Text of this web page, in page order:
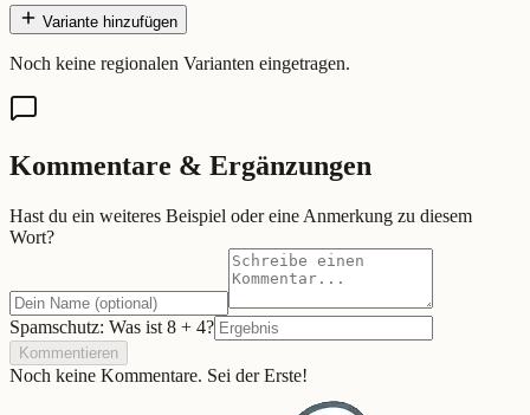
Variante hinzufügen
Noch keine regionalen Varianten eingetragen.
Kommentare & Ergänzungen
Hast du ein weiteres Beispiel oder eine Anmerkung zu diesem
Wort?
Spamschutz: Was ist 8 + 4?
Kommentieren
Noch keine Kommentare. Sei der Erste!